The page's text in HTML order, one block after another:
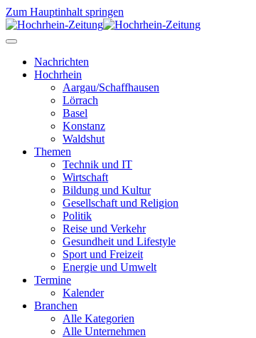
Zum Hauptinhalt springen
Nachrichten
Hochrhein
Aargau/Schaffhausen
Lörrach
Basel
Konstanz
Waldshut
Themen
Technik und IT
Wirtschaft
Bildung und Kultur
Gesellschaft und Religion
Politik
Reise und Verkehr
Gesundheit und Lifestyle
Sport und Freizeit
Energie und Umwelt
Termine
Kalender
Branchen
Alle Kategorien
Alle Unternehmen